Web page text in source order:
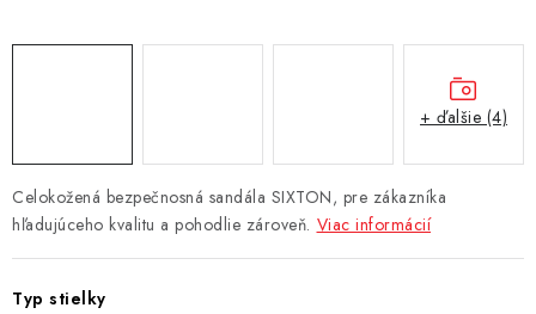
Celokožená bezpečnosná sandála SIXTON, pre zákazníka
hľadujúceho kvalitu a pohodlie zároveň. Viac informácií
Typ stielky
+ ďalšie (4)